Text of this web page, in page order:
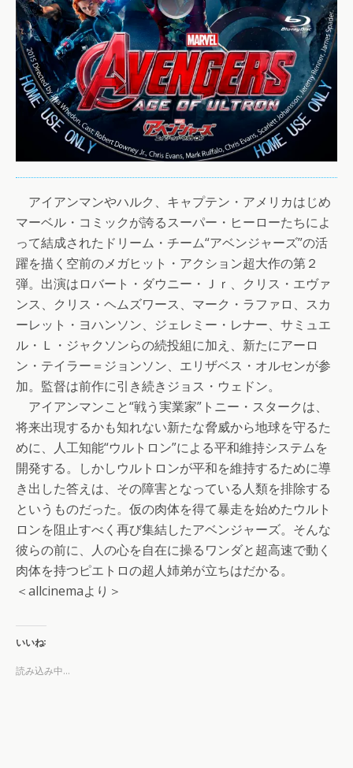
アイアンマンやハルク、キャプテン・アメリカはじめ
マーベル・コミックが誇るスーパー・ヒーローたちによ
って結成されたドリーム・チーム“アベンジャーズ”の活
躍を描く空前のメガヒット・アクション超大作の第２
弾。出演はロバート・ダウニー・Ｊｒ、クリス・エヴァ
ンス、クリス・ヘムズワース、マーク・ラファロ、スカ
ーレット・ヨハンソン、ジェレミー・レナー、サミュエ
ル・Ｌ・ジャクソンらの続投組に加え、新たにアーロ
ン・テイラー＝ジョンソン、エリザベス・オルセンが参
加。監督は前作に引き続きジョス・ウェドン。
アイアンマンこと“戦う実業家”トニー・スタークは、
将来出現するかも知れない新たな脅威から地球を守るた
めに、人工知能“ウルトロン”による平和維持システムを
開発する。しかしウルトロンが平和を維持するために導
き出した答えは、その障害となっている人類を排除する
というものだった。仮の肉体を得て暴走を始めたウルト
ロンを阻止すべく再び集結したアベンジャーズ。そんな
彼らの前に、人の心を自在に操るワンダと超高速で動く
肉体を持つピエトロの超人姉弟が立ちはだかる。
＜allcinemaより＞
いいね:
読み込み中…